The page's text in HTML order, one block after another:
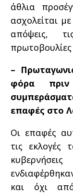
άθλια
ασχολείται
απόψεις,
–
φόρα
επαφές στο
Οι επαφές
τις εκλογές
και όχι